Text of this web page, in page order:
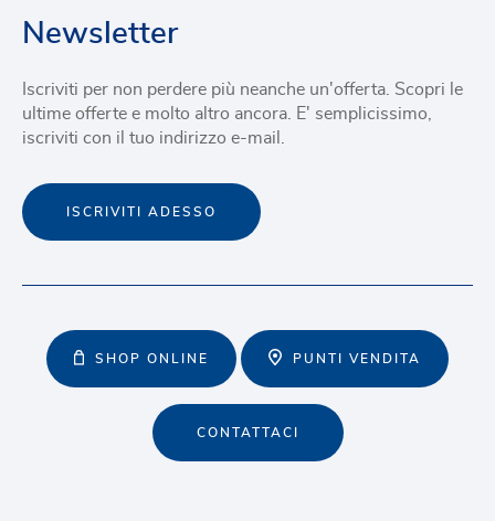
Newsletter
Iscriviti per non perdere più neanche un'offerta. Scopri le
ultime offerte e molto altro ancora. E' semplicissimo,
iscriviti con il tuo indirizzo e-mail.
ISCRIVITI ADESSO
SHOP ONLINE PUNTI VENDITA
CONTATTACI